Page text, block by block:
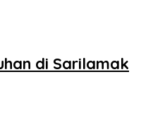
di Sarilamak